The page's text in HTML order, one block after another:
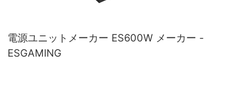
電源ユニットメーカー ES600W メーカー -
ESGAMING